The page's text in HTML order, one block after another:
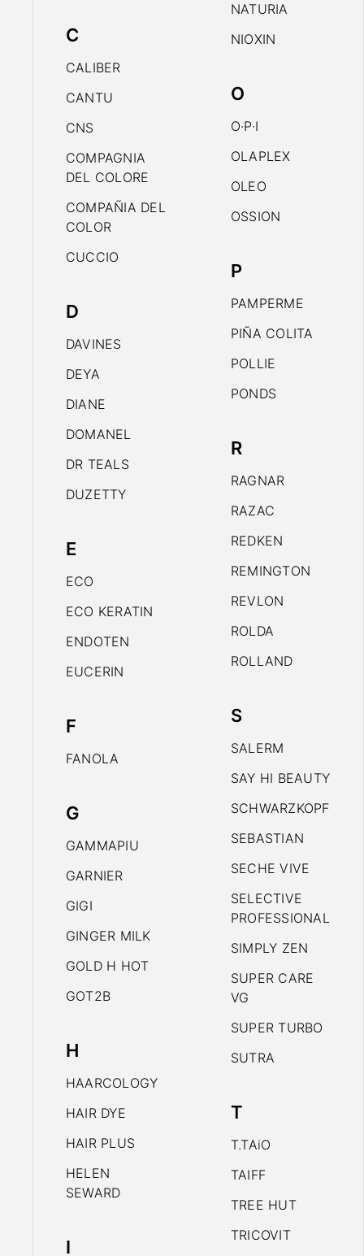
C
CALIBER
CANTU
CNS
COMPAGNIA
DEL COLORE
COMPAÑIA DEL
COLOR
CUCCIO
D
DAVINES
DEYA
DIANE
DOMANEL
DR TEALS
DUZETTY
E
ECO
ECO KERATIN
ENDOTEN
EUCERIN
F
FANOLA
G
GAMMAPIU
GARNIER
GIGI
GINGER MILK
GOLD H HOT
GOT2B
H
HAARCOLOGY
HAIR DYE
HAIR PLUS
HELEN
SEWARD
I
NATURIA
NIOXIN
O
O·P·I
OLAPLEX
OLEO
OSSION
P
PAMPERME
PIÑA COLITA
POLLIE
PONDS
R
RAGNAR
RAZAC
REDKEN
REMINGTON
REVLON
ROLDA
ROLLAND
S
SALERM
SAY HI BEAUTY
SCHWARZKOPF
SEBASTIAN
SECHE VIVE
SELECTIVE
PROFESSIONAL
SIMPLY ZEN
SUPER CARE
VG
SUPER TURBO
SUTRA
T
T.TAiO
TAIFF
TREE HUT
TRICOVIT